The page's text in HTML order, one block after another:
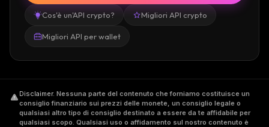
Cos'è un'API crypto? Migliori API crypto
Migliori API per wallet
Disclaimer. Nessuna parte del contenuto che forniamo costituisce un
consiglio finanziario sui prezzi delle monete, un consiglio legale o
qualsiasi altro tipo di consiglio destinato a essere da te affidabile per
qualsiasi scopo. Qualsiasi uso o affidamento sul nostro contenuto è